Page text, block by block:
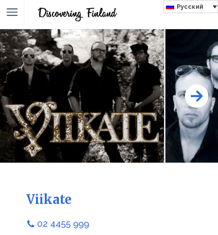
Русский
Viikate
02 4455 999